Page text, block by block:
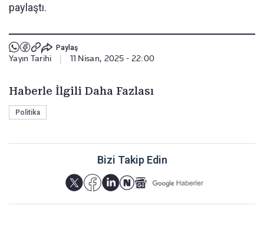
paylaştı.
Paylaş
Yayın Tarihi 11 Nisan, 2025 - 22:00
Haberle İlgili Daha Fazlası
Politika
Bizi Takip Edin